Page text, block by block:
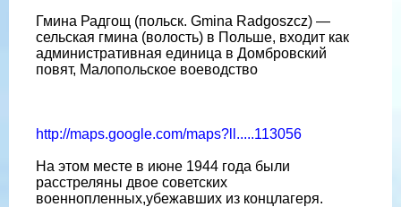
Гмина Радгощ (польск. Gmina Radgoszcz) —
сельская гмина (волость) в Польше, входит как
административная единица в Домбровский
повят, Малопольское воеводство
http://maps.google.com/maps?ll.....113056
На этом месте в июне 1944 года были
расстреляны двое советских
военнопленных,убежавших из концлагеря.